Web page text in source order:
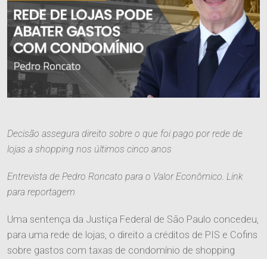
Decisão assegura direito sobre o que foi pago por rede de
lojas a shopping nos últimos cinco anos
Entrevista de Pedro Roncato para o Valor Econômico. Link
para reportagem
Uma sentença da Justiça Federal de São Paulo concedeu,
para uma rede de lojas, o direito a créditos de PIS e Cofins
sobre gastos com taxas de condomínio de shopping